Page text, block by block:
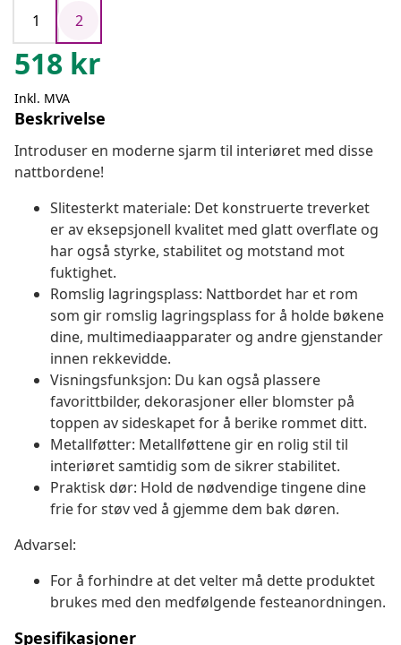
1
2
518 kr
Inkl. MVA
Beskrivelse
Introduser en moderne sjarm til interiøret med disse
nattbordene!
Slitesterkt materiale: Det konstruerte treverket
er av eksepsjonell kvalitet med glatt overflate og
har også styrke, stabilitet og motstand mot
fuktighet.
Romslig lagringsplass: Nattbordet har et rom
som gir romslig lagringsplass for å holde bøkene
dine, multimediaapparater og andre gjenstander
innen rekkevidde.
Visningsfunksjon: Du kan også plassere
favorittbilder, dekorasjoner eller blomster på
toppen av sideskapet for å berike rommet ditt.
Metallføtter: Metallføttene gir en rolig stil til
interiøret samtidig som de sikrer stabilitet.
Praktisk dør: Hold de nødvendige tingene dine
frie for støv ved å gjemme dem bak døren.
Advarsel:
For å forhindre at det velter må dette produktet
brukes med den medfølgende festeanordningen.
Spesifikasjoner